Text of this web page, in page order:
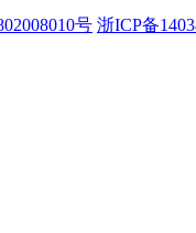
号 浙ICP备